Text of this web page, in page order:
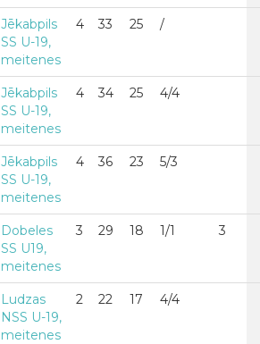
Jēkabpils
SS U-19,
meitenes
4 33 25 /
Jēkabpils
SS U-19,
meitenes
4 34 25 4/4
Jēkabpils
SS U-19,
meitenes
4 36 23 5/3
Dobeles
SS U19,
meitenes
3 29 18 1/1 3
Ludzas
NSS U-19,
meitenes
2 22 17 4/4